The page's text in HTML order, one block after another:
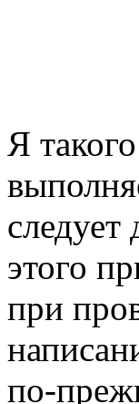
Я
следует
этого
при
по-